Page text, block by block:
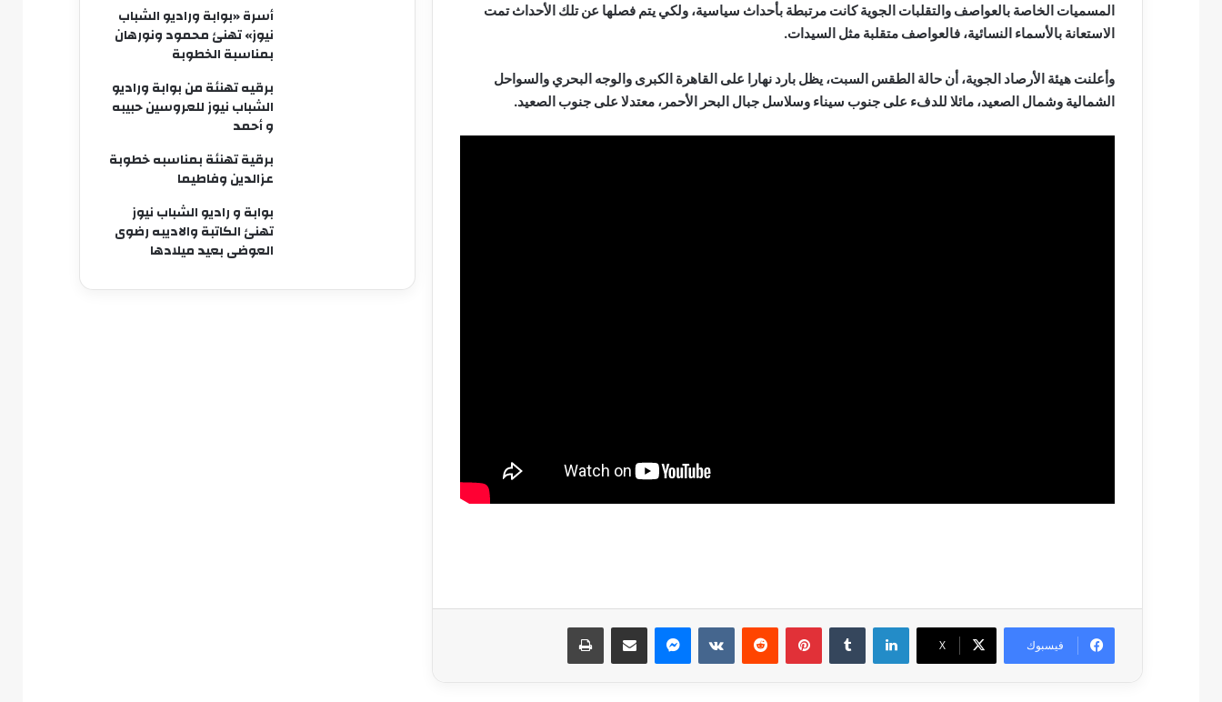
المسميات الخاصة بالعواصف والتقلبات الجوية كانت مرتبطة بأحداث سياسية، ولكي يتم فصلها عن تلك الأحداث تمت
الاستعانة بالأسماء النسائية، فالعواصف متقلبة مثل السيدات.
وأعلنت هيئة الأرصاد الجوية، أن حالة الطقس السبت، يظل بارد نهارا على القاهرة الكبرى والوجه البحري والسواحل
الشمالية وشمال الصعيد، مائلا للدفء على جنوب سيناء وسلاسل جبال البحر الأحمر، معتدلا على جنوب الصعيد.
فيسبوك ‫X
لينكدإن بينتيريست ماسنجر مشاركة عبر البريد طباعة
ابو عقيل والحمزاوي يهنئان رافت السمان
بتوليه منصب وكيل تضامن الجيزه ويبحثان
سبل التعاون بينهما
أسرة «بوابة وراديو الشباب
نيوز» تهنئ محمود ونورهان
بمناسبة الخطوبة
برقيه تهنئة من بوابة وراديو
الشباب نيوز للعروسين حبيبه
و أحمد
برقية تهنئة بمناسبه خطوبة
عزالدين وفاطيما
بوابة و راديو الشباب نيوز
تهنئ الكاتبة والاديبه رضوى
العوضى بعيد ميلادها